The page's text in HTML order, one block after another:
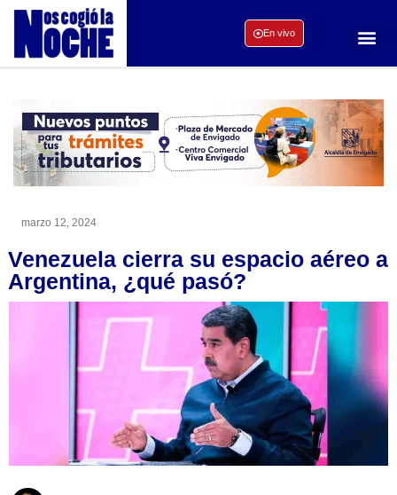
En vivo
marzo 12, 2024
Venezuela cierra su espacio aéreo a
Argentina, ¿qué pasó?